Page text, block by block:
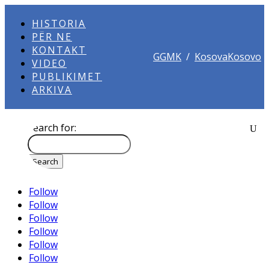
HISTORIA
PËR NE
KONTAKT
VIDEO
PUBLIKIMET
ARKIVA
GGMK / KosovaKosovo
Search for:
Follow
Follow
Follow
Follow
Follow
Follow